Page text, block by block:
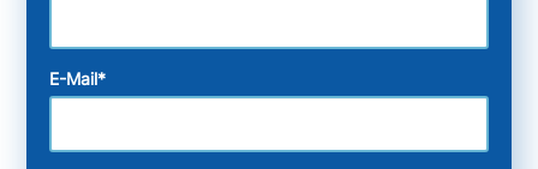
E-Mail*